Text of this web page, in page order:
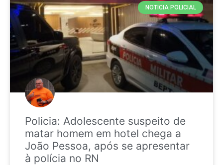
NOTICIA POLICIAL
Policia: Adolescente suspeito de
matar homem em hotel chega a
João Pessoa, após se apresentar
à polícia no RN